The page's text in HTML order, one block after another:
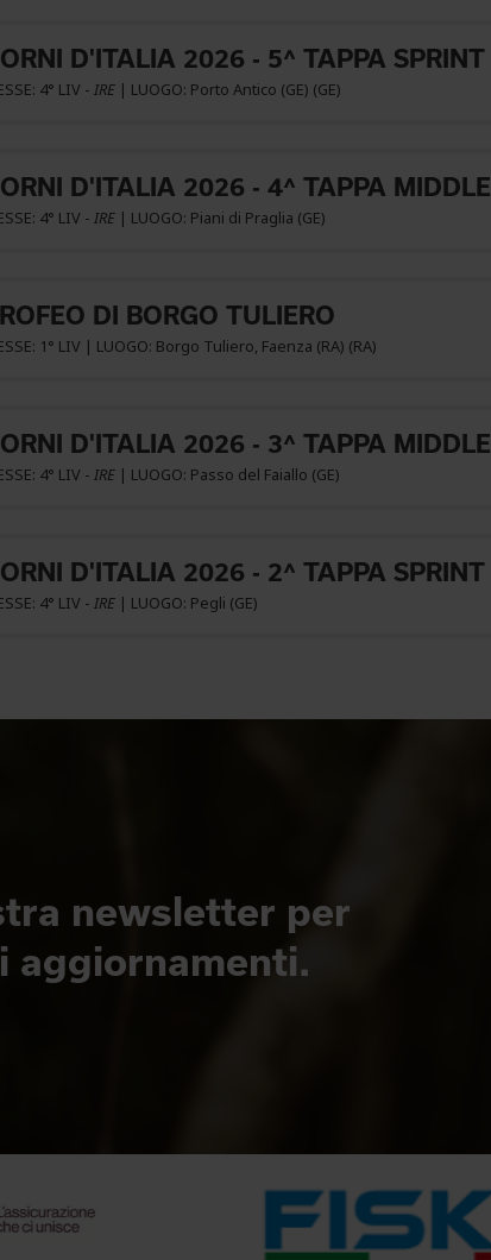
D'ITALIA 2026 - 5^ TAPPA SPRINT
4° LIV - IRE | LUOGO: Porto Antico (GE) (GE)
D'ITALIA 2026 - 4^ TAPPA MIDDLE
4° LIV - IRE | LUOGO: Piani di Praglia (GE)
DI BORGO TULIERO
1° LIV | LUOGO: Borgo Tuliero, Faenza (RA) (RA)
D'ITALIA 2026 - 3^ TAPPA MIDDLE
4° LIV - IRE | LUOGO: Passo del Faiallo (GE)
D'ITALIA 2026 - 2^ TAPPA SPRINT
4° LIV - IRE | LUOGO: Pegli (GE)
newsletter per
aggiornamenti.